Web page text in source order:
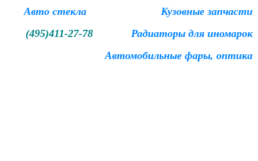
Авто стекла Кузовные запчасти
(495)411-27-78
Радиаторы для иномарок
Автомобильные фары, оптика